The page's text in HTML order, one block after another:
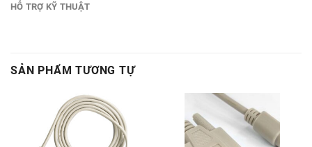
HỖ TRỢ KỸ THUẬT
SẢN PHẨM TƯƠNG TỰ